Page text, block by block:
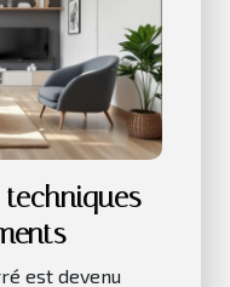
techniques
est devenu